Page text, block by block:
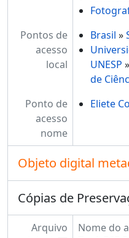
Pontos de
acesso
local
Brasil »
UNESP »
de
Ponto de
acesso
nome
Eliete
Objeto digital
Cópias de
Arquivo
Nome do